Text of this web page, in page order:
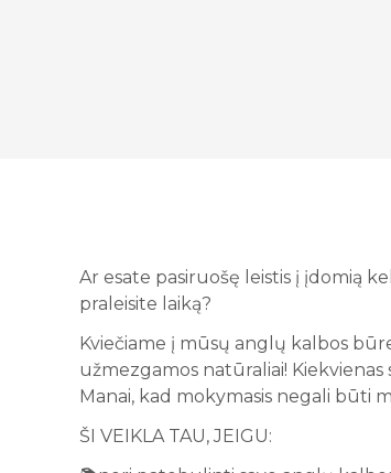
Ar esate pasiruošę leistis į įdomią
praleisite laiką?
Kviečiame į mūsų anglų kalbos
užmezgamos natūraliai!
Manai, kad mokymasis negali būti
ŠI VEIKLA TAU, JEIGU: